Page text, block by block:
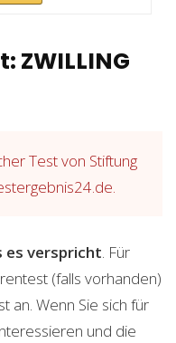
ZWILLING
Test von Stiftung
es verspricht. Für
(falls vorhanden)
an. Wenn Sie sich für
und die